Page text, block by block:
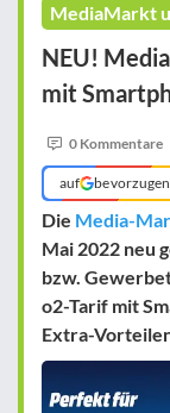
MediaMarkt
NEU!
mit
0 Kommentare
auf bevorzugen
Die Media-
Mai 2022 neu
bzw.
o2-Tarif mit
Extra-